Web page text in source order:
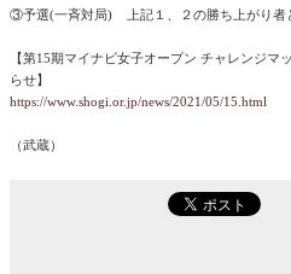
③予選(一斉対局) 上記１、２の勝ち上がり者
【第15期マイナビ女子オープン チャレンジマ
らせ】
https://www.shogi.or.jp/news/2021/05/15.html
（武蔵）